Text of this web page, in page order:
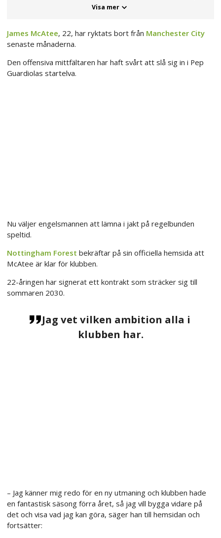
Visa mer
James McAtee, 22, har ryktats bort från Manchester City
senaste månaderna.
Den offensiva mittfältaren har haft svårt att slå sig in i Pep
Guardiolas startelva.
Nu väljer engelsmannen att lämna i jakt på regelbunden
speltid.
Nottingham Forest bekräftar på sin officiella hemsida att
McAtee är klar för klubben.
22-åringen har signerat ett kontrakt som sträcker sig till
sommaren 2030.
Jag vet vilken ambition alla i
klubben har.
– Jag känner mig redo för en ny utmaning och klubben hade
en fantastisk säsong förra året, så jag vill bygga vidare på
det och visa vad jag kan göra, säger han till hemsidan och
fortsätter: